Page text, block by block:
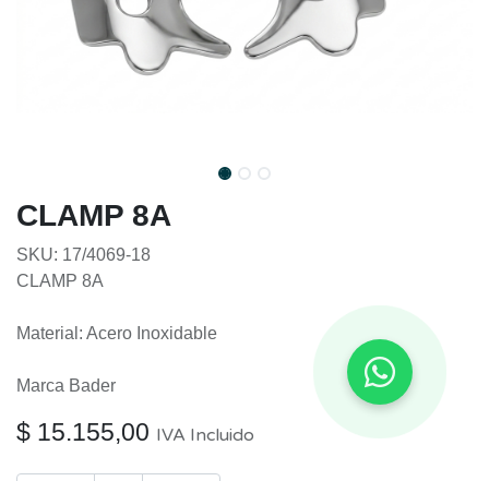
CLAMP 8A
SKU: 17/4069-18
CLAMP 8A
Material: Acero Inoxidable
Marca Bader
$ 15.155,00 IVA Incluido